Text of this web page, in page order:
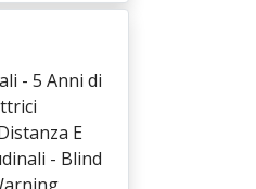
- 5 Anni di
E
- Blind